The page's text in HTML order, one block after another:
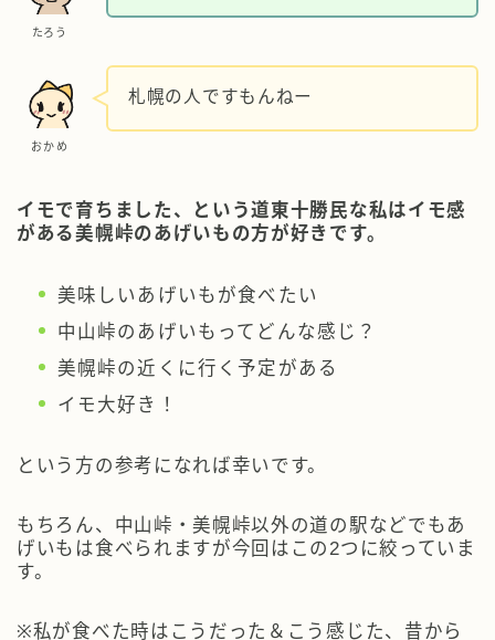
たろう
おかめ
札幌の人ですもんねー
イモで育ちました、という道東十勝民な私はイモ感
がある美幌峠のあげいもの方が好きです。
美味しいあげいもが食べたい
中山峠のあげいもってどんな感じ？
美幌峠の近くに行く予定がある
イモ大好き！
という方の参考になれば幸いです。
もちろん、中山峠・美幌峠以外の道の駅などでもあ
げいもは食べられますが今回はこの2つに絞っていま
す。
※私が食べた時はこうだった＆こう感じた、昔から